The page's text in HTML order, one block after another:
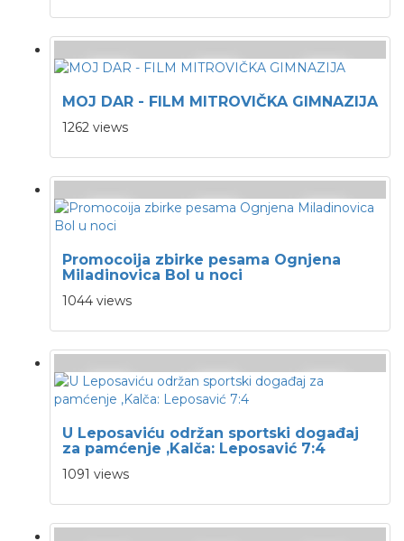
MOJ DAR - FILM MITROVIČKA GIMNAZIJA
1262 views
Promocoija zbirke pesama Ognjena
Miladinovica Bol u noci
1044 views
U Leposaviću održan sportski događaj
za pamćenje ,Kalča: Leposavić 7:4
1091 views